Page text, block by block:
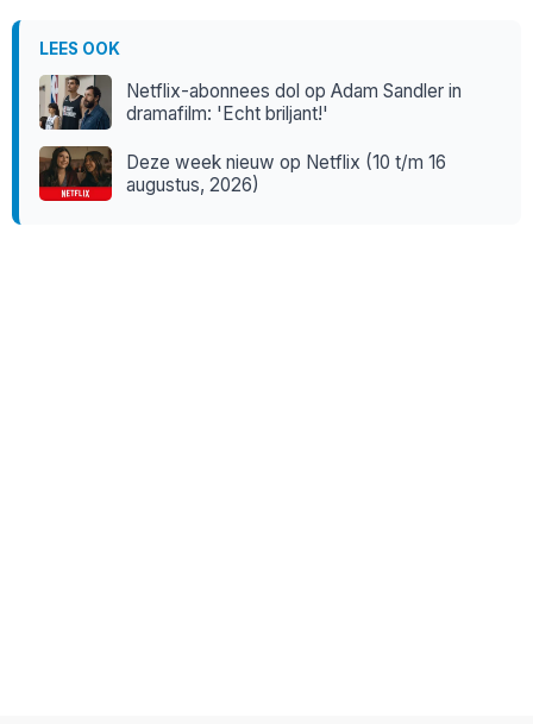
LEES OOK
Netflix-abonnees dol op Adam Sandler in
dramafilm: 'Echt briljant!'
Deze week nieuw op Netflix (10 t/m 16
augustus, 2026)